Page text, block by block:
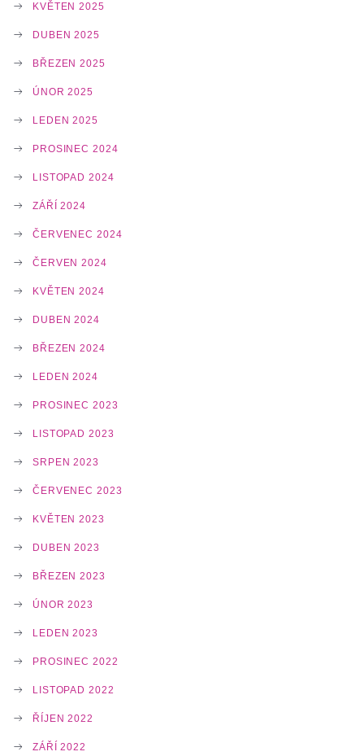
KVĚTEN 2025
DUBEN 2025
BŘEZEN 2025
ÚNOR 2025
LEDEN 2025
PROSINEC 2024
LISTOPAD 2024
ZÁŘÍ 2024
ČERVENEC 2024
ČERVEN 2024
KVĚTEN 2024
DUBEN 2024
BŘEZEN 2024
LEDEN 2024
PROSINEC 2023
LISTOPAD 2023
SRPEN 2023
ČERVENEC 2023
KVĚTEN 2023
DUBEN 2023
BŘEZEN 2023
ÚNOR 2023
LEDEN 2023
PROSINEC 2022
LISTOPAD 2022
ŘÍJEN 2022
ZÁŘÍ 2022